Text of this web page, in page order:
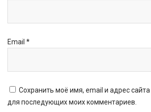
Email *
Сохранить моё имя, email и адрес
для последующих моих комментариев.